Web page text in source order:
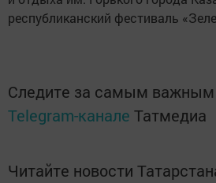
республиканский фестиваль
Следите за самым
Telegram-канале Татмедиа
Читайте новости